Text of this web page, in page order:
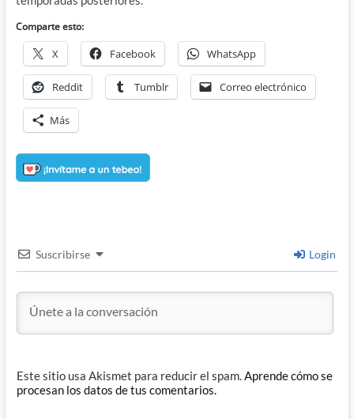
Comparte esto:
X Facebook WhatsApp
Reddit Tumblr Correo electrónico
Más
Suscribirse Login
Este sitio usa Akismet para reducir el spam.Aprende cómo se
procesan los datos de tus comentarios.